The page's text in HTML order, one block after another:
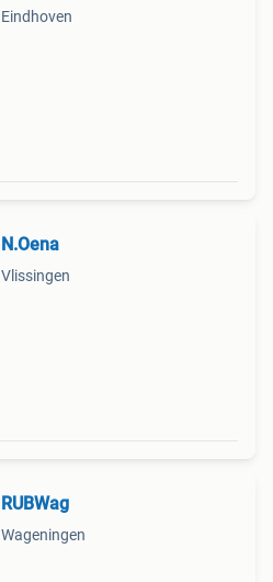
Eindhoven
N.Oena
Vlissingen
RUBWag
Wageningen